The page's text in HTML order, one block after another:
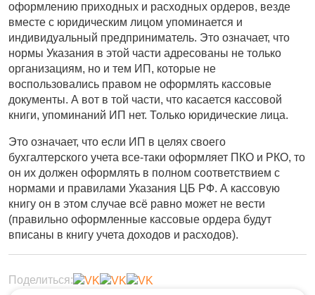
оформлению приходных и расходных ордеров, везде
вместе с юридическим лицом упоминается и
индивидуальный предприниматель. Это означает, что
нормы Указания в этой части адресованы не только
организациям, но и тем ИП, которые не
воспользовались правом не оформлять кассовые
документы. А вот в той части, что касается кассовой
книги, упоминаний ИП нет. Только юридические лица.
Это означает, что если ИП в целях своего
бухгалтерского учета все-таки оформляет ПКО и РКО, то
он их должен оформлять в полном соответствием с
нормами и правилами Указания ЦБ РФ. А кассовую
книгу он в этом случае всё равно может не вести
(правильно оформленные кассовые ордера будут
вписаны в книгу учета доходов и расходов).
Поделиться: